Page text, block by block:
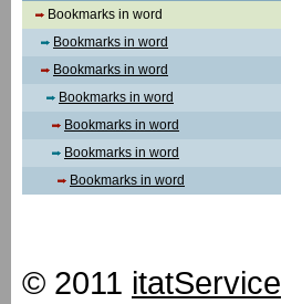
Bookmarks in word
Bookmarks in word
Bookmarks in word
Bookmarks in word
Bookmarks in word
Bookmarks in word
Bookmarks in word
© 2011 itatService